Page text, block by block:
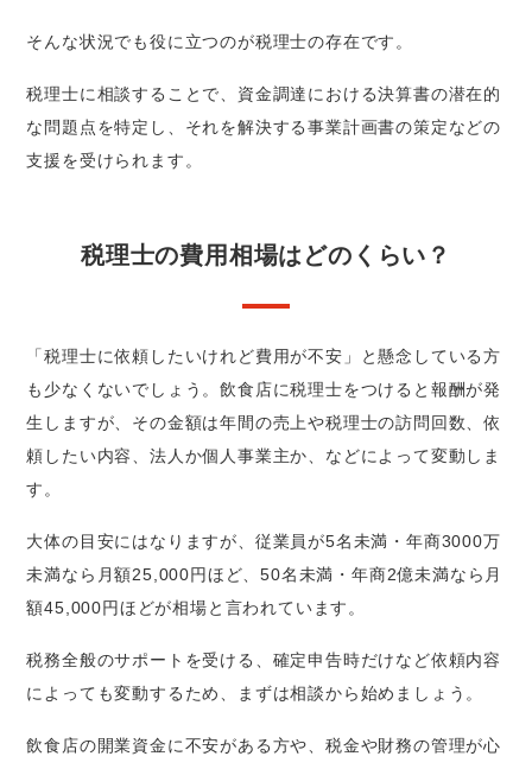
そんな状況でも役に立つのが税理士の存在です。
税理士に相談することで、資金調達における決算書の潜在的
な問題点を特定し、それを解決する事業計画書の策定などの
支援を受けられます。
税理士の費用相場はどのくらい？
「税理士に依頼したいけれど費用が不安」と懸念している方
も少なくないでしょう。飲食店に税理士をつけると報酬が発
生しますが、その金額は年間の売上や税理士の訪問回数、依
頼したい内容、法人か個人事業主か、などによって変動しま
す。
大体の目安にはなりますが、従業員が5名未満・年商3000万
未満なら月額25,000円ほど、50名未満・年商2億未満なら月
額45,000円ほどが相場と言われています。
税務全般のサポートを受ける、確定申告時だけなど依頼内容
によっても変動するため、まずは相談から始めましょう。
飲食店の開業資金に不安がある方や、税金や財務の管理が心